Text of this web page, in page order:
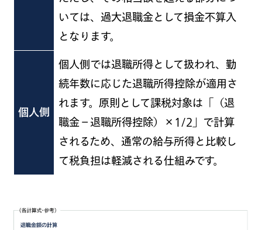
いては、過大退職金として損金不算入
となります。
個人側
個人側では退職所得として扱われ、勤
続年数に応じた退職所得控除が適用さ
れます。原則として課税対象は「（退
職金－退職所得控除）
×1/2 」で計算
されるため、通常の給与所得と比較し
て税負担は軽減される仕組みです。